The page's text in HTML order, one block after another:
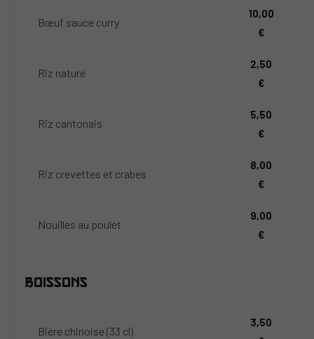
Bœuf sauce curry
10,00
€
Riz nature
2,50
€
Riz cantonais
5,50
€
Riz crevettes et crabes
8,00
€
Nouilles au poulet
9,00
€
Boissons
Bière chinoise (33 cl)
3,50